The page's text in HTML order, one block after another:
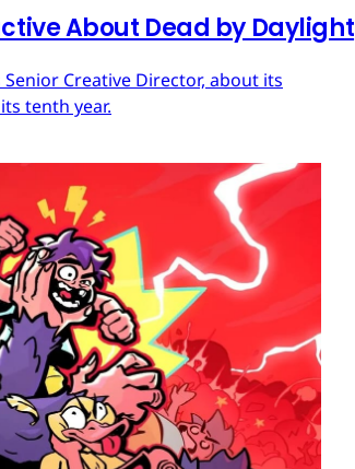
About Dead by Daylight
Creative Director, about its
tenth year.